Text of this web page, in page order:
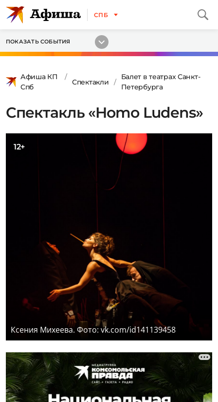
СПБ
ПОКАЗАТЬ СОБЫТИЯ
Афиша КП
Спб
Спектакли
Балет в театрах Санкт-
Петербурга
Спектакль «Homo Ludens»
12+
Ксения Михеева. Фото: vk.com/id141139458